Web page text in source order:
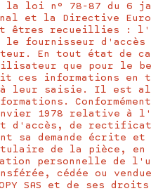
la loi n° 78-87 du 6
et la Directive
êtres recueillies :
fournisseur d'accès
En tout état de
que pour le
ces informations en
à leur saisie. Il est
Conformément
1978 relative à
d'accès, de
sa demande écrite et
de la pièce, en
personnelle de
cédée ou
SAS et de ses